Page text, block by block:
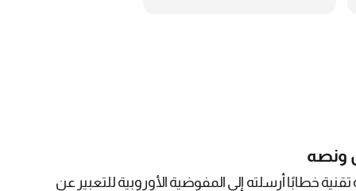
ونصه
خطابًا أرسلته إلى المفوضية الأوروبية للتعبير عن